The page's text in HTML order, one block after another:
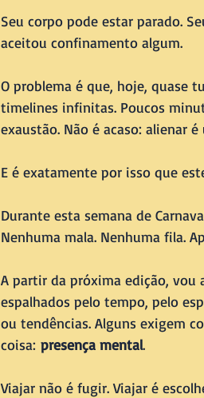
Seu corpo pode estar parado.
aceitou confinamento algum.
O problema é que, hoje, quase
timelines infinitas. Poucos
exaustão. Não é acaso: alienar
E é exatamente por isso que
Durante esta semana de
Nenhuma mala. Nenhuma fila.
A partir da próxima edição, vou
espalhados pelo tempo, pelo
ou tendências. Alguns exigem
coisa: presença mental.
Viajar não é fugir. Viajar é